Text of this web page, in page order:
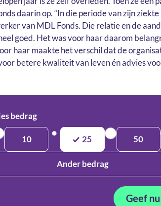
daarin op. “In die periode van zijn ziekte
van MDL Fonds. Die relatie en de
goed. Het was voor haar daarom
haar maakte het verschil dat de
betere kwaliteit van leven én advies
bedrag
10 25 50
Ander bedrag
Geef nu